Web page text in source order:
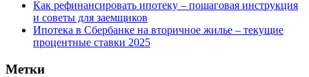
Как рефинансировать ипотеку – пошаговая инструкция
и советы для заемщиков
Ипотека в Сбербанке на вторичное жилье – текущие
процентные ставки 2025
Метки